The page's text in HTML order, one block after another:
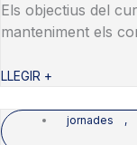
Els objectius del
manteniment els
LLEGIR +
jornades ,